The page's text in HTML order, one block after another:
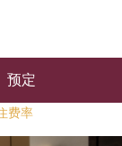
预定
费率